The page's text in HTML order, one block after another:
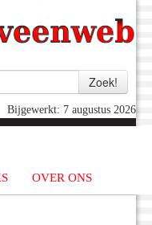
Bijgewerkt: 7 augustus 2026
OVER ONS